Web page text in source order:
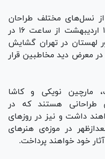
از ۵ طراح از نسل‌های مختلف طراحان
گرافیک لهستان،عصر روز جمعه ۱۰ اردیبهشت از ساعت ۱۶ در
لهستان در تهران گشایش
مجموعه ۵۰ پوستر در معرض دید مخاطبین قرار
مارچین نویکی و کاشا
طراحانی هستند که در
داشت و نیز در روزهای
و ۱۳ اردیبهشت از ساعت3 بعدازظهر در موز‌ه‌ی هنرهای
خود خواهند پرداخت.